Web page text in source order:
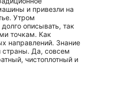
и привезли на
Утром
описывать, так
точкам. Как
направлений. Знание
страны. Да, совсем
чистоплотный и